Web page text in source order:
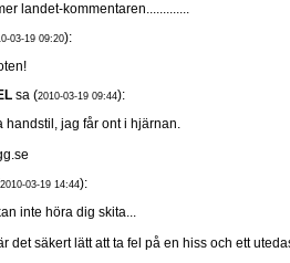
landet-kommentaren.............
03-19 09:20):
sa (2010-03-19 09:44):
handstil, jag får ont i hjärnan.
2010-03-19 14:44):
inte höra dig skita...
det säkert lätt att ta fel på en hiss och ett